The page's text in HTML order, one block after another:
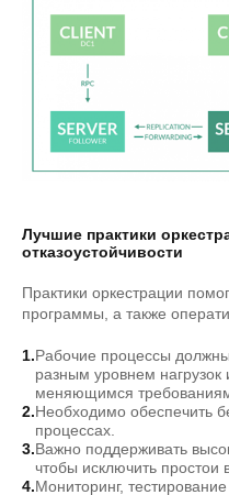
Лучшие практики
отказоустойчивости
Практики оркестрации
программы, а также
Рабочие процессы
разным уровнем нагрузок
меняющимся
Необходимо обеспечить
процессах.
Важно поддерживать
чтобы исключить простои
Мониторинг,